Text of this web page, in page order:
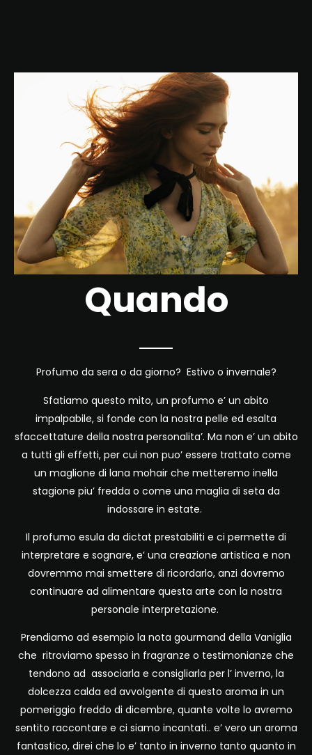
Quando
Profumo da sera o da giorno? Estivo o invernale?
Sfatiamo questo mito, un profumo e’ un abito
impalpabile, si fonde con la nostra pelle ed esalta
sfaccettature della nostra personalita’. Ma non e’ un abito
a tutti gli effetti, per cui non puo’ essere trattato come
un maglione di lana mohair che metteremo inella
stagione piu’ fredda o come una maglia di seta da
indossare in estate.
Il profumo esula da dictat prestabiliti e ci permette di
interpretare e sognare, e’ una creazione artistica e non
dovremmo mai smettere di ricordarlo, anzi dovremo
continuare ad alimentare questa arte con la nostra
personale interpretazione.
Prendiamo ad esempio la nota gourmand della Vaniglia
che ritroviamo spesso in fragranze o testimonianze che
tendono ad associarla e consigliarla per l’ inverno, la
dolcezza calda ed avvolgente di questo aroma in un
pomeriggio freddo di dicembre, quante volte lo avremo
sentito raccontare e ci siamo incantati.. e’ vero un aroma
fantastico, direi che lo e’ tanto in inverno tanto quanto in